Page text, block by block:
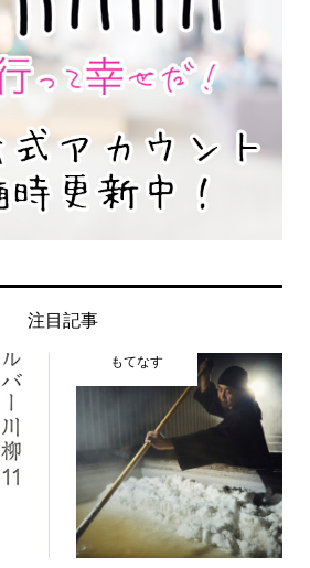
注目記事
もてなす